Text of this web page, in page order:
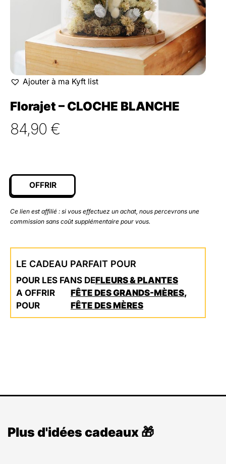
Ajouter à ma Kyft list
Florajet – CLOCHE BLANCHE
84,90 €
OFFRIR
Ce lien est affilié : si vous effectuez un achat, nous percevrons une
commission sans coût supplémentaire pour vous.
LE CADEAU PARFAIT POUR
POUR LES FANS DEFLEURS & PLANTES
A OFFRIR
POUR
FÊTE DES GRANDS-MÈRES,
FÊTE DES MÈRES
Plus d'idées cadeaux 🎁